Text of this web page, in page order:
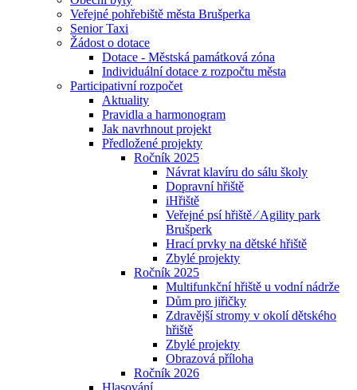
Veřejné pohřebiště města Brušperka
Senior Taxi
Žádost o dotace
Dotace - Městská památková zóna
Individuální dotace z rozpočtu města
Participativní rozpočet
Aktuality
Pravidla a harmonogram
Jak navrhnout projekt
Předložené projekty
Ročník 2025
Návrat klavíru do sálu školy
Dopravní hřiště
iHřiště
Veřejné psí hřiště ⁄ Agility park
Brušperk
Hrací prvky na dětské hřiště
Zbylé projekty
Ročník 2025
Multifunkční hřiště u vodní nádrže
Dům pro jiřičky
Zdravější stromy v okolí dětského
hřiště
Zbylé projekty
Obrazová příloha
Ročník 2026
Hlasování